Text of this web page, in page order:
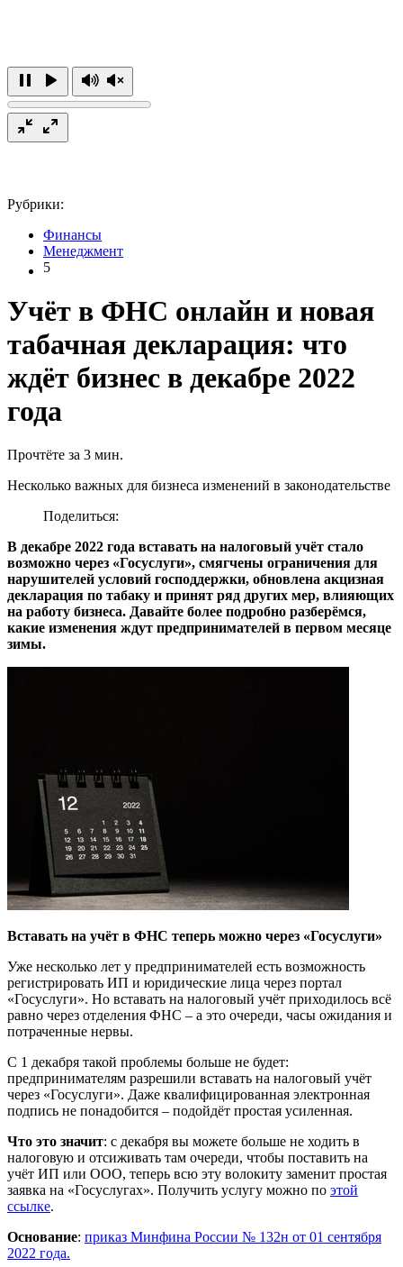
Рубрики:
Финансы
Менеджмент
5
Учёт в ФНС онлайн и новая
табачная декларация: что
ждёт бизнес в декабре 2022
года
Прочтёте за 3 мин.
Несколько важных для бизнеса изменений в законодательстве
Поделиться:
В декабре 2022 года вставать на налоговый учёт стало
возможно через «Госуслуги», смягчены ограничения для
нарушителей условий господдержки, обновлена акцизная
декларация по табаку и принят ряд других мер, влияющих
на работу бизнеса. Давайте более подробно разберёмся,
какие изменения ждут предпринимателей в первом месяце
зимы.
Вставать на учёт в ФНС теперь можно через «Госуслуги»
Уже несколько лет у предпринимателей есть возможность
регистрировать ИП и юридические лица через портал
«Госуслуги». Но вставать на налоговый учёт приходилось всё
равно через отделения ФНС – а это очереди, часы ожидания и
потраченные нервы.
С 1 декабря такой проблемы больше не будет:
предпринимателям разрешили вставать на налоговый учёт
через «Госуслуги». Даже квалифицированная электронная
подпись не понадобится – подойдёт простая усиленная.
Что это значит: с декабря вы можете больше не ходить в
налоговую и отсиживать там очереди, чтобы поставить на
учёт ИП или ООО, теперь всю эту волокиту заменит простая
заявка на «Госуслугах». Получить услугу можно по этой
ссылке.
Основание: приказ Минфина России № 132н от 01 сентября
2022 года.